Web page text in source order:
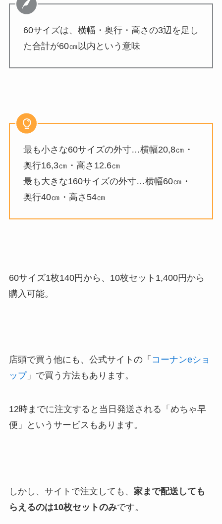
60サイズは、横幅・奥行・高さの3辺を足し
た合計が60㎝以内という意味
最も小さな60サイズの外寸…横幅20,8㎝・
奥行16,3㎝・高さ12.6㎝
最も大きな160サイズの外寸…横幅60㎝・
奥行40㎝・高さ54㎝
60サイズ1枚140円から、10枚セット1,400円から
購入可能。
店頭で買う他にも、公式サイトの「 コーナンeショ
ップ」で買う方法もあります。
12時までに注文すると当日発送される「めちゃ早
便」というサービスもあります。
しかし、サイトで注文しても、 家まで配送しても
らえるのは10枚セットのみです。